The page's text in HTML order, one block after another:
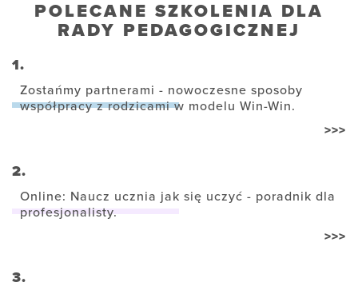
POLECANE SZKOLENIA DLA
RADY PEDAGOGICZNEJ
1.
Zostańmy partnerami - nowoczesne sposoby
współpracy z rodzicami w modelu Win-Win.
>>>
2.
Online: Naucz ucznia jak się uczyć - poradnik dla
profesjonalisty.
>>>
3.